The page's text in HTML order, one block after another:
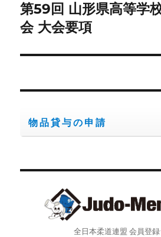
ー
シ
ン
次
の
稿:
第59回 山形県高等学
会 大会要項
物品貸与の申請
全日本柔道連盟 会員登